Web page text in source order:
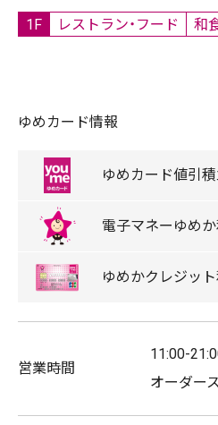
1F レストラン・フード 和
ゆめカード情報
ゆめカード値引
電子マネー ゆめか
ゆめかクレジット
営業時間
11:00-
オーダー